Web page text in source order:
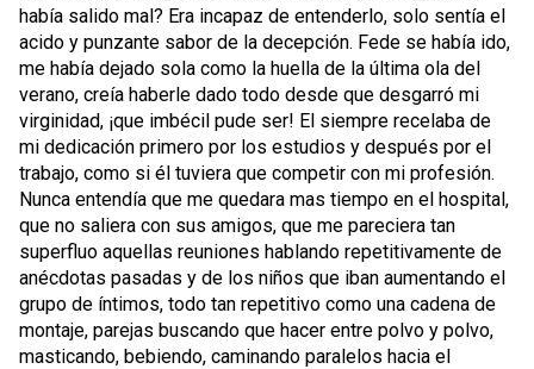
había salido mal? Era incapaz de entenderlo, solo sentía el
acido y punzante sabor de la decepción. Fede se había ido,
me había dejado sola como la huella de la última ola del
verano, creía haberle dado todo desde que desgarró mi
virginidad, ¡que imbécil pude ser! El siempre recelaba de
mi dedicación primero por los estudios y después por el
trabajo, como si él tuviera que competir con mi profesión.
Nunca entendía que me quedara mas tiempo en el hospital,
que no saliera con sus amigos, que me pareciera tan
superfluo aquellas reuniones hablando repetitivamente de
anécdotas pasadas y de los niños que iban aumentando el
grupo de íntimos, todo tan repetitivo como una cadena de
montaje, parejas buscando que hacer entre polvo y polvo,
masticando, bebiendo, caminando paralelos hacia el